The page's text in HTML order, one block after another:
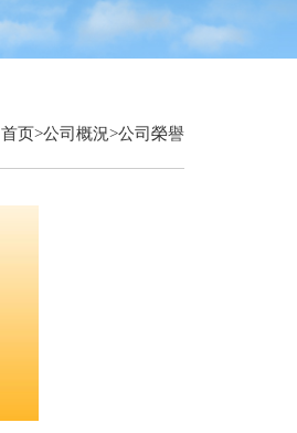
首页>公司概況>公司榮譽